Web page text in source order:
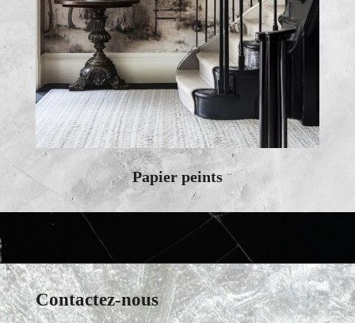
Papier peints
Contactez-nous